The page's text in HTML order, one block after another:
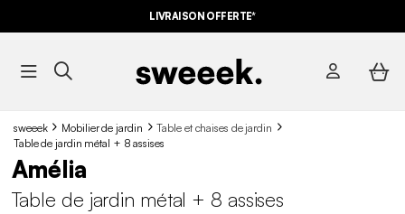
LIVRAISON OFFERTE*
sweeek Mobilier de jardin
Table et chaises de jardin
Table de jardin métal + 8 assises
Amélia
Table de jardin métal + 8 assises